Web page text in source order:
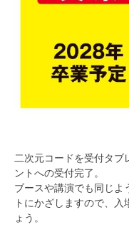
二次元コードを受付タブ
ントへの受付完了。
ブースや講演でも同じよ
トにかざしますので、
ょう。